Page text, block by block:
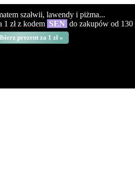
szałwii, lawendy i piżma...
1 zł z kodem SEN do zakupów od 130
prezent za 1 zł »